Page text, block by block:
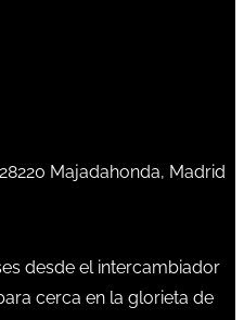
Majadahonda, Madrid
desde el intercambiador
cerca en la glorieta de